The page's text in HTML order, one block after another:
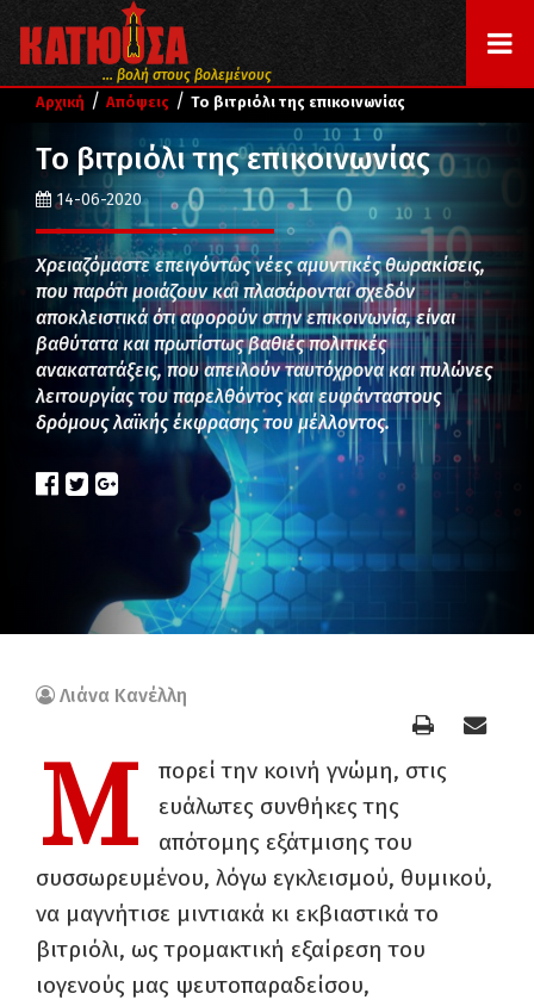
... βολή στους βολεμένους
Αρχική / Απόψεις / Το βιτριόλι της επικοινωνίας
Το βιτριόλι της επικοινωνίας
14-06-2020
Χρειαζόμαστε επειγόντως νέες αμυντικές θωρακίσεις,
που παρότι μοιάζουν και πλασάρονται σχεδόν
αποκλειστικά ότι αφορούν στην επικοινωνία, είναι
βαθύτατα και πρωτίστως βαθιές πολιτικές
ανακατατάξεις, που απειλούν ταυτόχρονα και πυλώνες
λειτουργίας του παρελθόντος και ευφάνταστους
δρόμους λαϊκής έκφρασης του μέλλοντος.
Λιάνα Κανέλλη
Μ
πορεί την κοινή γνώμη, στις
ευάλωτες συνθήκες της
απότομης εξάτμισης του
συσσωρευμένου, λόγω εγκλεισμού, θυμικού,
να μαγνήτισε μιντιακά κι εκβιαστικά το
βιτριόλι, ως τρομακτική εξαίρεση του
ιογενούς μας ψευτοπαραδείσου,